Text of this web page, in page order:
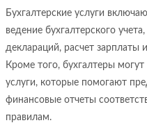
Бухгалтерские услуги
ведение бухгалтерского
деклараций, расчет зарплаты
Кроме того, бухгалтеры
услуги, которые помогают
финансовые отчеты
правилам.